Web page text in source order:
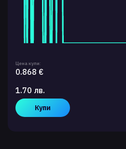
Цена купи:
0.868 €
1.70 лв.
Купи